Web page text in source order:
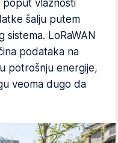
vlažnosti
šalju putem
sistema. LoRaWAN
podataka na
potrošnju energije,
veoma dugo da